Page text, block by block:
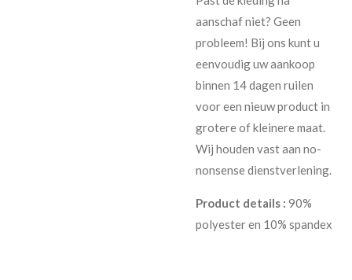
aanschaf niet? Geen
probleem! Bij ons kunt u
eenvoudig uw aankoop
binnen 14 dagen ruilen
voor een nieuw product in
grotere of kleinere maat.
Wij houden vast aan no-
nonsense dienstverlening.
Product details : 90%
polyester en 10% spandex